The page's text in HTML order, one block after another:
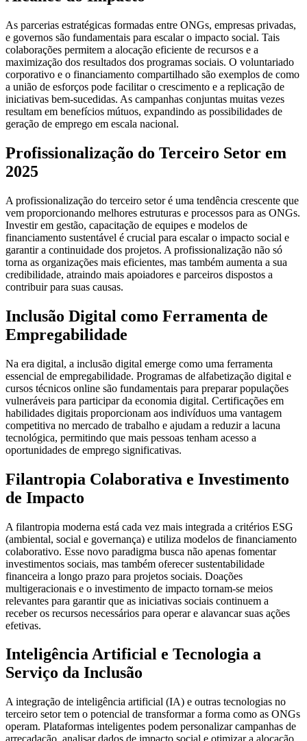
As parcerias estratégicas formadas entre ONGs, empresas privadas,
e governos são fundamentais para escalar o impacto social. Tais
colaborações permitem a alocação eficiente de recursos e a
maximização dos resultados dos programas sociais. O voluntariado
corporativo e o financiamento compartilhado são exemplos de como
a união de esforços pode facilitar o crescimento e a replicação de
iniciativas bem-sucedidas. As campanhas conjuntas muitas vezes
resultam em benefícios mútuos, expandindo as possibilidades de
geração de emprego em escala nacional.
Profissionalização do Terceiro Setor em
2025
A profissionalização do terceiro setor é uma tendência crescente que
vem proporcionando melhores estruturas e processos para as ONGs.
Investir em gestão, capacitação de equipes e modelos de
financiamento sustentável é crucial para escalar o impacto social e
garantir a continuidade dos projetos. A profissionalização não só
torna as organizações mais eficientes, mas também aumenta a sua
credibilidade, atraindo mais apoiadores e parceiros dispostos a
contribuir para suas causas.
Inclusão Digital como Ferramenta de
Empregabilidade
Na era digital, a inclusão digital emerge como uma ferramenta
essencial de empregabilidade. Programas de alfabetização digital e
cursos técnicos online são fundamentais para preparar populações
vulneráveis para participar da economia digital. Certificações em
habilidades digitais proporcionam aos indivíduos uma vantagem
competitiva no mercado de trabalho e ajudam a reduzir a lacuna
tecnológica, permitindo que mais pessoas tenham acesso a
oportunidades de emprego significativas.
Filantropia Colaborativa e Investimento
de Impacto
A filantropia moderna está cada vez mais integrada a critérios ESG
(ambiental, social e governança) e utiliza modelos de financiamento
colaborativo. Esse novo paradigma busca não apenas fomentar
investimentos sociais, mas também oferecer sustentabilidade
financeira a longo prazo para projetos sociais. Doações
multigeracionais e o investimento de impacto tornam-se meios
relevantes para garantir que as iniciativas sociais continuem a
receber os recursos necessários para operar e alavancar suas ações
efetivas.
Inteligência Artificial e Tecnologia a
Serviço da Inclusão
A integração de inteligência artificial (IA) e outras tecnologias no
terceiro setor tem o potencial de transformar a forma como as ONGs
operam. Plataformas inteligentes podem personalizar campanhas de